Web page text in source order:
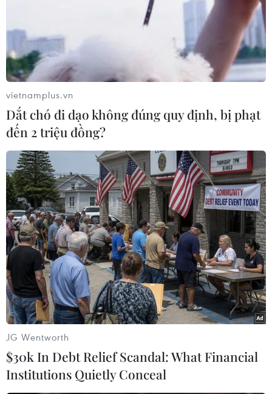
#Tấm gương sáng
#Khoa học ký thuật
#Giống Thái
Dữ liệu việc làm Mỹ mở
thêm dư địa cho giá vàng
trong tuần qua
08/08/2026 04:29
Grab bị phạt 1,36 tỷ đồng
do vi phạm quy định bảo vệ
quyền lợi người tiêu dùng
08/08/2026 04:15
vietnamplus.vn
Dắt chó đi dạo không đúng quy định, bị phạt
đến 2 triệu đồng?
JG Wentworth
$30k In Debt Relief Scandal: What Financial
Institutions Quietly Conceal